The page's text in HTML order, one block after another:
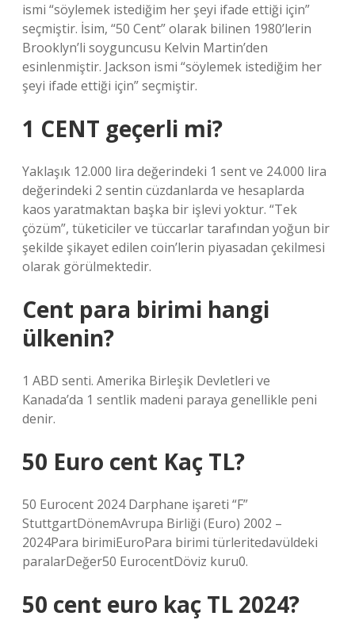
ismi “söylemek istediğim her şeyi ifade ettiği için”
seçmiştir. İsim, “50 Cent” olarak bilinen 1980’lerin
Brooklyn’li soyguncusu Kelvin Martin’den
esinlenmiştir. Jackson ismi “söylemek istediğim her
şeyi ifade ettiği için” seçmiştir.
1 CENT geçerli mi?
Yaklaşık 12.000 lira değerindeki 1 sent ve 24.000 lira
değerindeki 2 sentin cüzdanlarda ve hesaplarda
kaos yaratmaktan başka bir işlevi yoktur. “Tek
çözüm”, tüketiciler ve tüccarlar tarafından yoğun bir
şekilde şikayet edilen coin’lerin piyasadan çekilmesi
olarak görülmektedir.
Cent para birimi hangi
ülkenin?
1 ABD senti. Amerika Birleşik Devletleri ve
Kanada’da 1 sentlik madeni paraya genellikle peni
denir.
50 Euro cent Kaç TL?
50 Eurocent 2024 Darphane işareti “F”
StuttgartDönemAvrupa Birliği (Euro) 2002 –
2024Para birimiEuroPara birimi türleritedavüldeki
paralarDeğer50 EurocentDöviz kuru0.
50 cent euro kaç TL 2024?